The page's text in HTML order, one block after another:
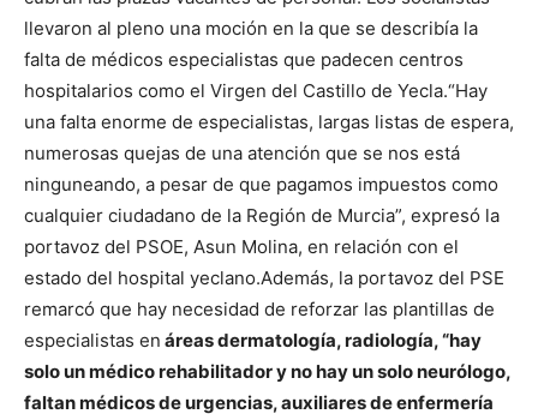
llevaron al pleno una moción en la que se describía la
falta de médicos especialistas que padecen centros
hospitalarios como el Virgen del Castillo de Yecla.“Hay
una falta enorme de especialistas, largas listas de espera,
numerosas quejas de una atención que se nos está
ninguneando, a pesar de que pagamos impuestos como
cualquier ciudadano de la Región de Murcia”, expresó la
portavoz del PSOE, Asun Molina, en relación con el
estado del hospital yeclano.Además, la portavoz del PSE
remarcó que hay necesidad de reforzar las plantillas de
especialistas en áreas dermatología, radiología, “hay
solo un médico rehabilitador y no hay un solo neurólogo,
faltan médicos de urgencias, auxiliares de enfermería